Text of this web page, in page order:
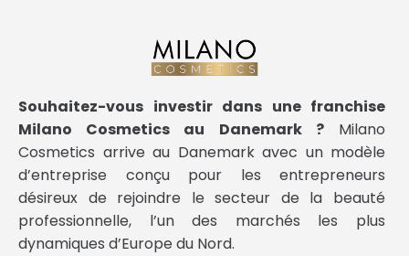
Souhaitez-vous investir dans une franchise
Milano Cosmetics au Danemark ?Milano
Cosmetics arrive au Danemark avec un modèle
d’entreprise conçu pour les entrepreneurs
désireux de rejoindre le secteur de la beauté
professionnelle, l’un des marchés les plus
dynamiques d’Europe du Nord.